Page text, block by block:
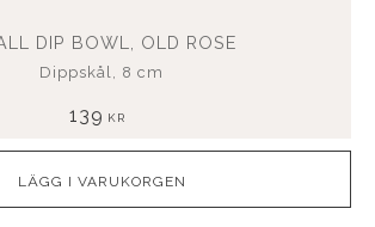
DIP BOWL, OLD ROSE
Dippskål, 8 cm
139 KR